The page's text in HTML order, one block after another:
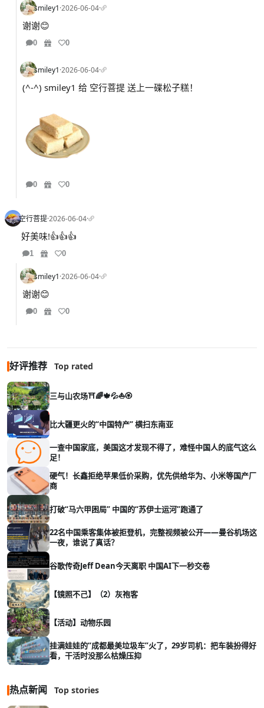
smiley1·2026-06-04·
谢谢😊
0 0
smiley1·2026-06-04·
(^-^) smiley1 给 空行菩提 送上一碟松子糕！
0 0
空行菩提·2026-06-04·
好美味!👍👍👍
1 0
smiley1·2026-06-04·
谢谢😊
0 0
好评推荐 Top rated
三与山农场⛩️🌈🍁💦⛵🏵️
比大疆更火的“中国特产” 横扫东南亚
一查中国家底，美国这才发现不得了，难怪中国人的底气这么
足！
硬气！长鑫拒绝苹果低价采购，优先供给华为、小米等国产厂
商
打破“马六甲困局” 中国的“苏伊士运河”跑通了
22名中国乘客集体被拒登机，完整视频被公开——曼谷机场这
一夜，谁说了真话？
谷歌传奇Jeff Dean今天离职 中国AI下一秒交卷
【镜照不己】（2）灰袍客
【活动】动物乐园
挂满娃娃的“成都最美垃圾车”火了，29岁司机：把车装扮得好
看，干活时没那么枯燥压抑
热点新闻 Top stories